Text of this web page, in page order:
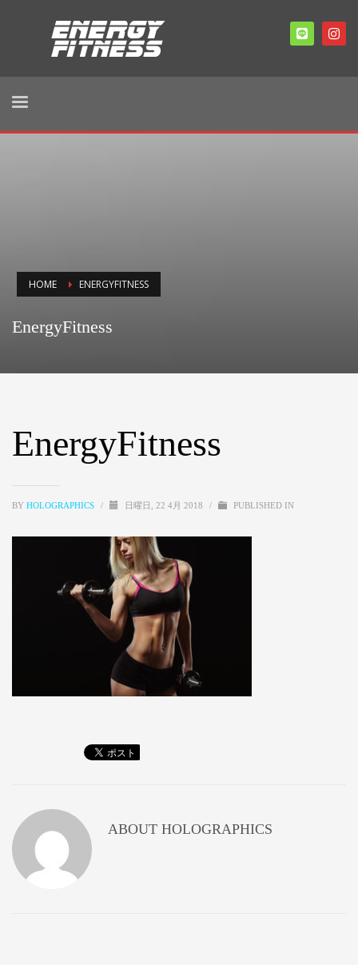
HOME ENERGYFITNESS
EnergyFitness
EnergyFitness
BY HOLOGRAPHICS / 日曜日, 22 4月 2018 / PUBLISHED IN
ABOUT HOLOGRAPHICS